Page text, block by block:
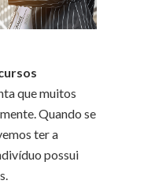
que muitos
Quando se
ter a
possui